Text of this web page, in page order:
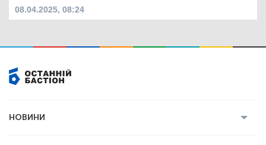
08.04.2025, 08:24
НОВИНИ